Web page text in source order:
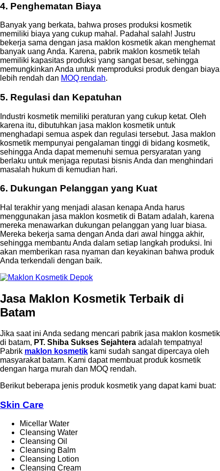
4. Penghematan Biaya
Banyak yang berkata, bahwa proses produksi kosmetik
memiliki biaya yang cukup mahal. Padahal salah! Justru
bekerja sama dengan jasa maklon kosmetik akan menghemat
banyak uang Anda. Karena, pabrik maklon kosmetik telah
memiliki kapasitas produksi yang sangat besar, sehingga
memungkinkan Anda untuk memproduksi produk dengan biaya
lebih rendah dan MOQ rendah.
5. Regulasi dan Kepatuhan
Industri kosmetik memiliki peraturan yang cukup ketat. Oleh
karena itu, dibutuhkan jasa maklon kosmetik untuk
menghadapi semua aspek dan regulasi tersebut. Jasa maklon
kosmetik mempunyai pengalaman tinggi di bidang kosmetik,
sehingga Anda dapat memenuhi semua persyaratan yang
berlaku untuk menjaga reputasi bisnis Anda dan menghindari
masalah hukum di kemudian hari.
6. Dukungan Pelanggan yang Kuat
Hal terakhir yang menjadi alasan kenapa Anda harus
menggunakan jasa maklon kosmetik di Batam adalah, karena
mereka menawarkan dukungan pelanggan yang luar biasa.
Mereka bekerja sama dengan Anda dari awal hingga akhir,
sehingga membantu Anda dalam setiap langkah produksi. Ini
akan memberikan rasa nyaman dan keyakinan bahwa produk
Anda terkendali dengan baik.
Jasa Maklon Kosmetik Terbaik di
Batam
Jika saat ini Anda sedang mencari pabrik jasa maklon kosmetik
di batam, PT. Shiba Sukses Sejahtera adalah tempatnya!
Pabrik maklon kosmetik kami sudah sangat dipercaya oleh
masyarakat batam. Kami dapat membuat produk kosmetik
dengan harga murah dan MOQ rendah.
Berikut beberapa jenis produk kosmetik yang dapat kami buat:
Skin Care
Micellar Water
Cleansing Water
Cleansing Oil
Cleansing Balm
Cleansing Lotion
Cleansing Cream